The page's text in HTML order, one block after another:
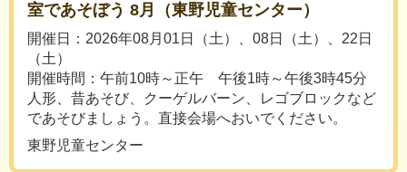
室であそぼう 8月（東野児童センター）
開催日：2026年08月01日（土）、08日（土）、22日
（土）
開催時間：午前10時～正午 午後1時～午後3時45分
人形、昔あそび、クーゲルバーン、レゴブロックなど
であそびましょう。直接会場へおいでください。
東野児童センター